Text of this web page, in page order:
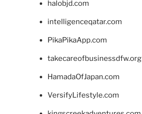
halobjd.com
intelligenceqatar.com
PikaPikaApp.com
takecareofbusinessdfw.org
HamadaOfJapan.com
VersifyLifestyle.com